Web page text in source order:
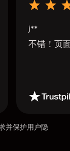
j**
不错！页
并保护用户隐